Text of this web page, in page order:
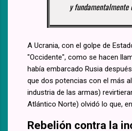
y fundamentalmente
A Ucrania, con el golpe de
"Occidente", como se hacen
había embarcado Rusia
que dos potencias con el más
industria de las armas)
Atlántico Norte) olvidó lo que,
Rebelión contra la